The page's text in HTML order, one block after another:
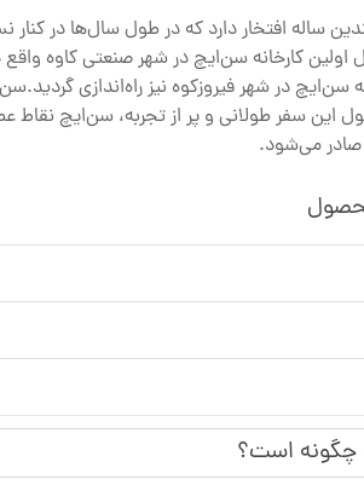
ساله افتخار دارد که در طول سال‌ها در
داستان شکل‌گیری سن‌ایچ از سال 1356 آغاز شد. در این سال اولین کارخانه
در شهر فیروزکوه نیز راه‌اندازی
این سفر طولانی و پر از تجربه، سن‌ایچ
صادر می‌شود.
چگونه است؟